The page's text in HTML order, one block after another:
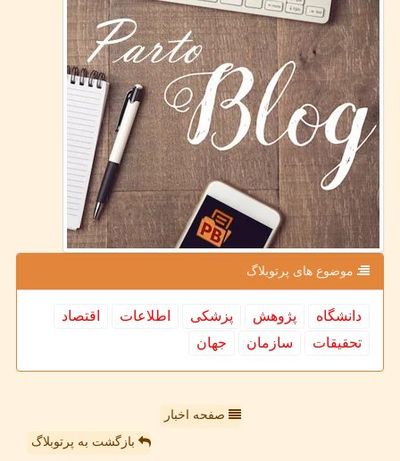
موضوع های پرتوبلاگ
دانشگاه پژوهش پزشكی اطلاعات
اقتصاد
تحقیقات
سازمان جهان
صفحه اخبار
بازگشت به پرتوبلاگ